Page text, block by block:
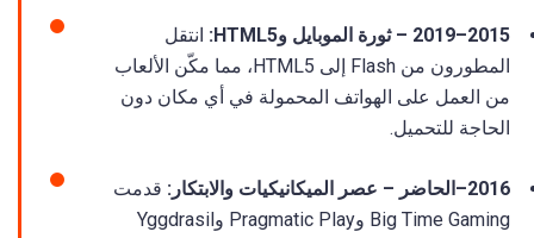
2015–2019 – ثورة الموبايل وHTML5:
انتقل
المطورون من Flash إلى HTML5، مما مكّن الألعاب
من العمل على الهواتف المحمولة في أي مكان دون
الحاجة للتحميل.
2016–الحاضر – عصر الميكانيكيات والابتكار:
قدمت
Big Time Gaming وPragmatic Play وYggdrasil